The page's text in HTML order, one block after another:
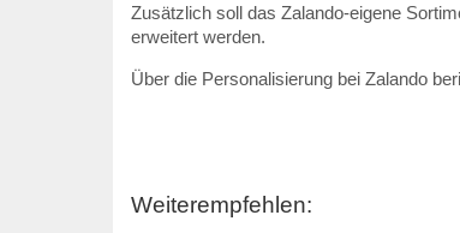
Zusätzlich soll das Zalando-eigene
erweitert werden.
Über die Personalisierung bei Zalando
Weiterempfehlen: